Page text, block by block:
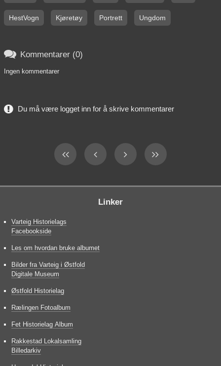
HestVogn Kjøretøy Portrett Ungdom
 Kommentarer (0)
Ingen kommentarer
Du må være logget inn for å skrive kommentarer
Linker
Varteig Historielags
Facebookside
Les om hvordan bruke albumet
Bilder fra Varteig i Østfold
Digitale Museum
Østfold Historielag
Rælingen Fotoalbum
Fet Historielag Album
Rakkestad Lokalsamling
Billedarkiv